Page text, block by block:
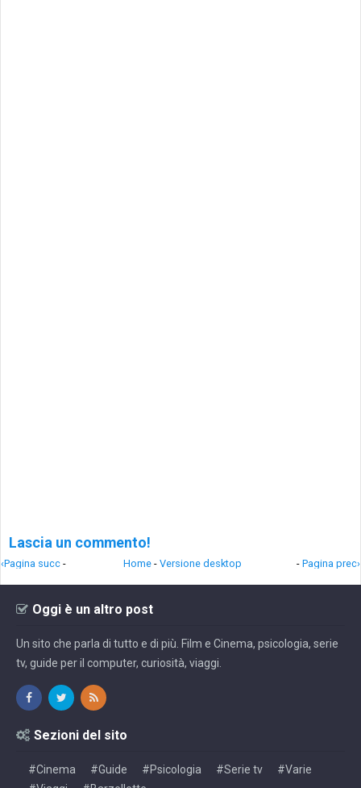
Lascia un commento!
‹Pagina succ - - Pagina prec›
Home - Versione desktop
Oggi è un altro post
Un sito che parla di tutto e di più. Film e Cinema, psicologia, serie
tv, guide per il computer, curiosità, viaggi.
Sezioni del sito
#Cinema #Guide #Psicologia #Serie tv
#Varie